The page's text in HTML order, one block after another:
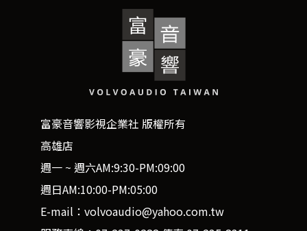
富豪音響影視企業社 版權所有
高雄店
週一 ~ 週六AM:9:30-PM:09:00
週日AM:10:00-PM:05:00
E-mail：volvoaudio@yahoo.com.tw